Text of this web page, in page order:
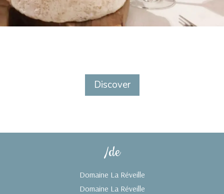
Discover
/de
Domaine La Réveille
Domaine La Réveille